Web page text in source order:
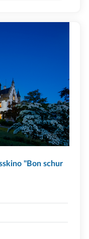
"Bon schur